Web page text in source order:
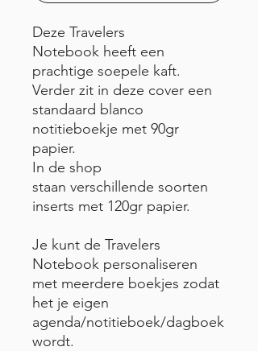
Deze Travelers
Notebook heeft een
prachtige soepele kaft.
Verder zit in deze cover een
standaard blanco
notitieboekje met 90gr
papier.
In de shop
staan verschillende soorten
inserts met 120gr papier.
Je kunt de Travelers
Notebook personaliseren
met meerdere boekjes zodat
het je eigen
agenda/notitieboek/dagboek
wordt.